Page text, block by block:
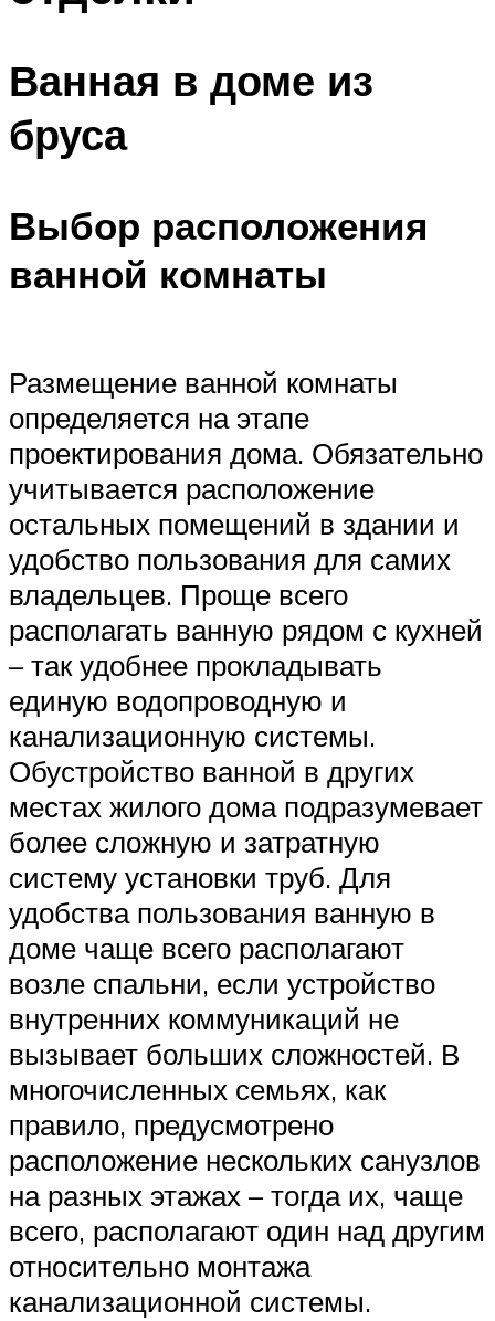
Ванная в доме из
бруса
Выбор расположения
ванной комнаты
Размещение ванной комнаты
определяется на этапе
проектирования дома. Обязательно
учитывается расположение
остальных помещений в здании и
удобство пользования для самих
владельцев. Проще всего
располагать ванную рядом с кухней
– так удобнее прокладывать
единую водопроводную и
канализационную системы.
Обустройство ванной в других
местах жилого дома подразумевает
более сложную и затратную
систему установки труб. Для
удобства пользования ванную в
доме чаще всего располагают
возле спальни, если устройство
внутренних коммуникаций не
вызывает больших сложностей. В
многочисленных семьях, как
правило, предусмотрено
расположение нескольких санузлов
на разных этажах – тогда их, чаще
всего, располагают один над другим
относительно монтажа
канализационной системы.